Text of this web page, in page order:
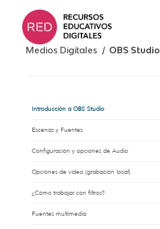
Saltar
contenido.
Medios Digitales /OBS Studio
Introducción a OBS Studio
Escenas y Fuentes
Configuración y opciones de Audio
Opciones de vídeo (grabación local)
¿Cómo trabajar con filtros?
Fuentes multimedia